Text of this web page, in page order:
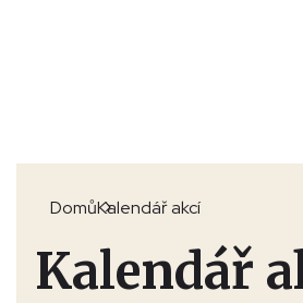
DomůKalendář akcí
Kalendář